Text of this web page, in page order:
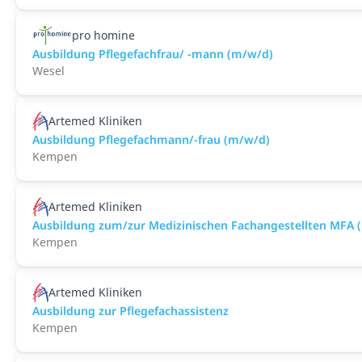
pro homine
Ausbildung Pflegefachfrau/ -mann (m/w/d)
Wesel
Artemed Kliniken
Ausbildung Pflegefachmann/-frau (m/w/d)
Kempen
Artemed Kliniken
Ausbildung zum/zur Medizinischen Fachangestellten MFA
Kempen
Artemed Kliniken
Ausbildung zur Pflegefachassistenz
Kempen